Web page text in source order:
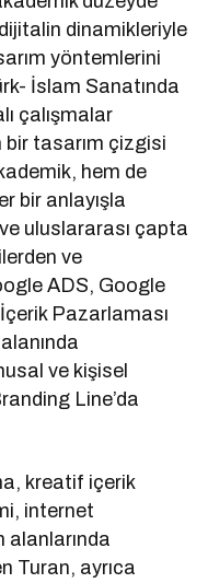
dinamikleriyle
yöntemlerini
İslam Sanatında
çalışmalar
tasarım çizgisi
hem de
bir anlayışla
uluslararası çapta
ve
ADS, Google
Pazarlaması
ve kişisel
Line’da
kreatif içerik
internet
alanlarında
Turan, ayrıca